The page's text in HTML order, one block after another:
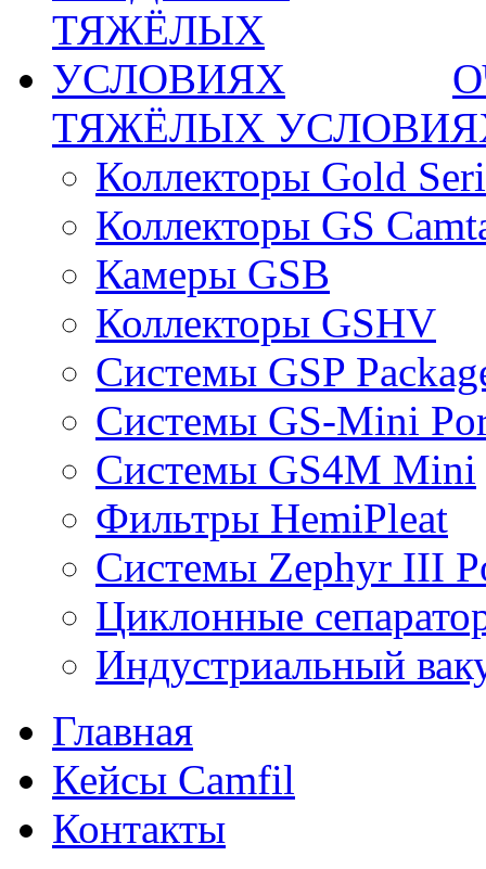
ТЯЖЁЛЫХ
Коллекторы Gold
Коллекторы GS
Камеры GSB
Коллекторы GSHV
Системы GSP
Системы GS-Mini
Системы GS4M Mini
Фильтры HemiPleat
Системы Zephyr III
Циклонные
Индустриальный
Главная
Кейсы Camfil
Контакты